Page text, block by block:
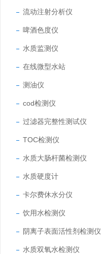
流动注射分析仪
啤酒色度仪
水质监测仪
在线微型水站
测油仪
cod检测仪
过滤器完整性测试仪
TOC检测仪
水质大肠杆菌检测仪
水质硬度计
卡尔费休水分仪
饮用水检测仪
阴离子表面活性剂检测仪
水质双氧水检测仪